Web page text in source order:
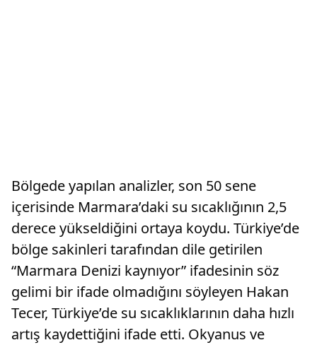
Bölgede yapılan analizler, son 50 sene
içerisinde Marmara’daki su sıcaklığının 2,5
derece yükseldiğini ortaya koydu. Türkiye’de
bölge sakinleri tarafından dile getirilen
“Marmara Denizi kaynıyor” ifadesinin söz
gelimi bir ifade olmadığını söyleyen Hakan
Tecer, Türkiye’de su sıcaklıklarının daha hızlı
artış kaydettiğini ifade etti. Okyanus ve